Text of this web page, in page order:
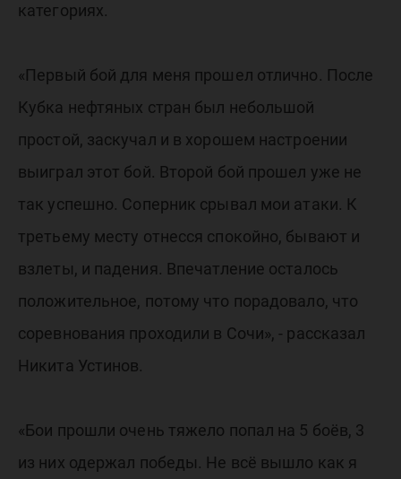
категориях.
«Первый бой для меня прошел отлично. После
Кубка нефтяных стран был небольшой
простой, заскучал и в хорошем настроении
выиграл этот бой. Второй бой прошел уже не
так успешно. Соперник срывал мои атаки. К
третьему месту отнесся спокойно, бывают и
взлеты, и падения. Впечатление осталось
положительное, потому что порадовало, что
соревнования проходили в Сочи», - рассказал
Никита Устинов.
«Бои прошли очень тяжело попал на 5 боёв, 3
из них одержал победы. Не всё вышло как я